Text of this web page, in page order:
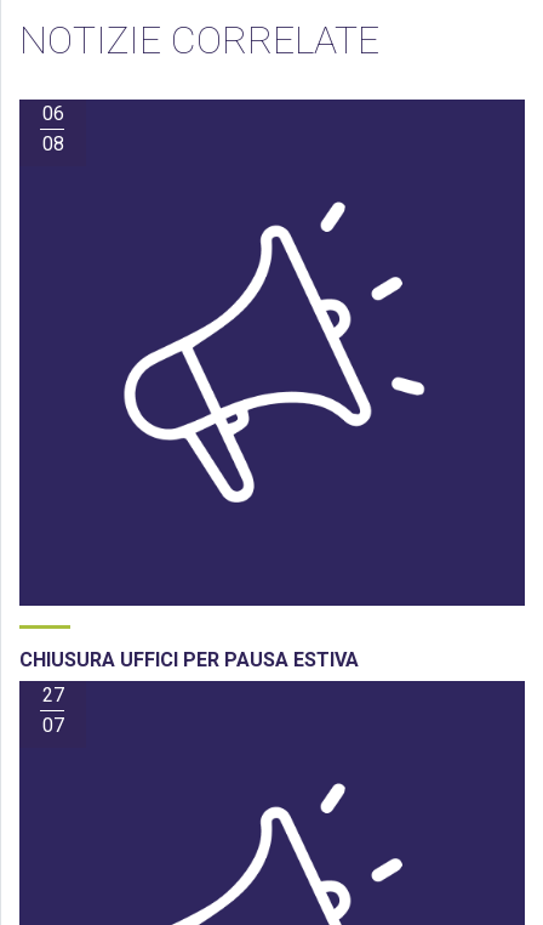
NOTIZIE CORRELATE
06
08
CHIUSURA UFFICI PER PAUSA ESTIVA
27
07